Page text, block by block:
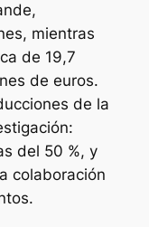
mientras
de 19,7
de euros.
de la
del 50 %, y
colaboración